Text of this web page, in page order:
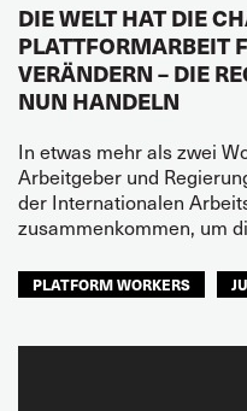
DIE WELT HAT DIE
PLATTFORMARBEIT
VERÄNDERN – DIE
NUN HANDELN
In etwas mehr als zwei
Arbeitgeber und
der Internationalen
zusammenkommen, um
PLATFORM WORKERS